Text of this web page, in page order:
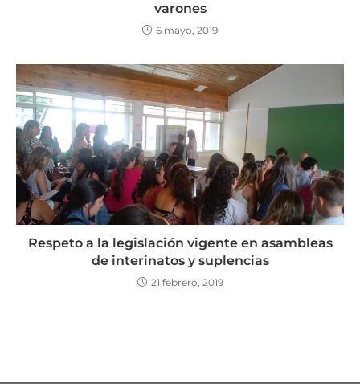
varones
6 mayo, 2019
Respeto a la legislación vigente en asambleas
de interinatos y suplencias
21 febrero, 2019